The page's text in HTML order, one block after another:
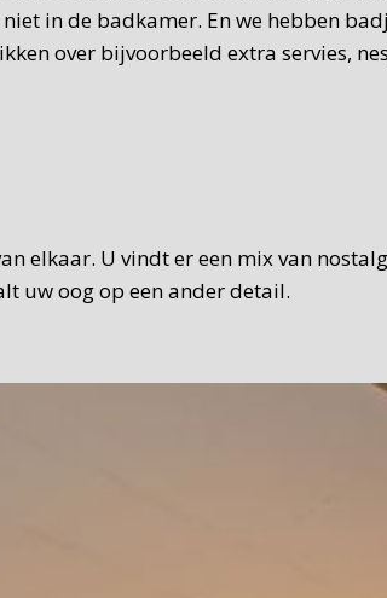
in de badkamer. En we hebben
over bijvoorbeeld extra servies,
elkaar. U vindt er een mix van
uw oog op een ander detail.
en met een Texelse touch.
Waar mogelijk gebruiken we
weer kunt u natuurlijk ook in de tuin